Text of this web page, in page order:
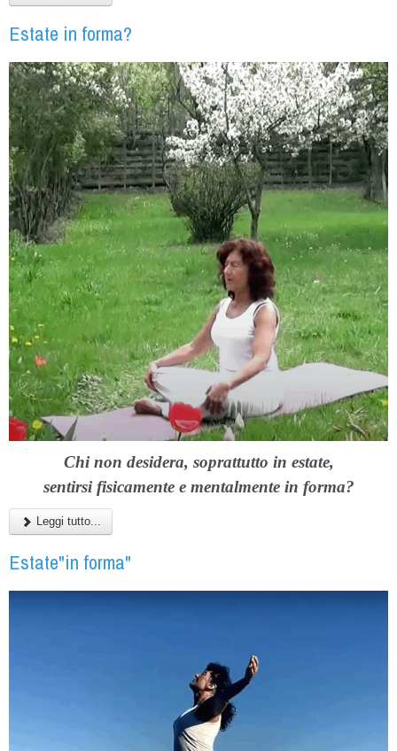
Estate in forma?
Chi non desidera, soprattutto in estate,
sentirsifisicamente e mentalmente in forma?
Leggi tutto...
Estate"in forma"